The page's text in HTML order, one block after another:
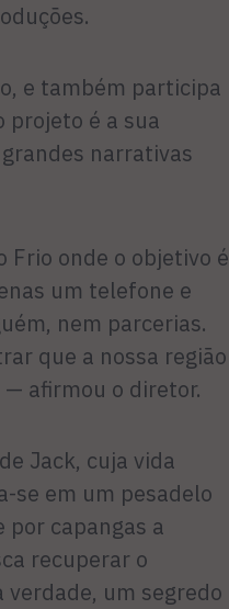
e também participa
projeto é a sua
narrativas
Frio onde o objetivo é
um telefone e
nem parcerias.
que a nossa região
afirmou o diretor.
Jack, cuja vida
se em um pesadelo
capangas a
recuperar o
verdade, um segredo